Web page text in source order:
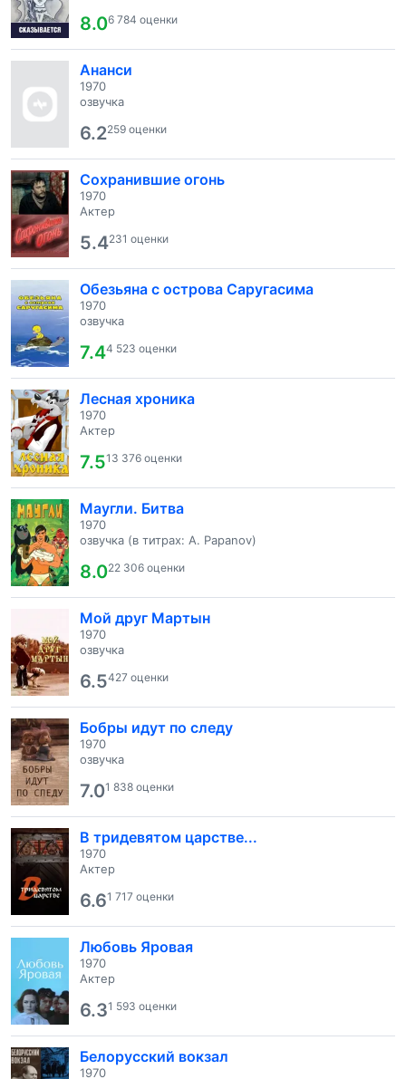
8.06 784 оценки
Ананси
1970
озвучка
6.2259 оценки
Сохранившие огонь
1970
Актер
5.4231 оценки
Обезьяна с острова Саругасима
1970
озвучка
7.44 523 оценки
Лесная хроника
1970
Актер
7.513 376 оценки
Маугли. Битва
1970
озвучка (в титрах: A. Papanov)
8.022 306 оценки
Мой друг Мартын
1970
озвучка
6.5427 оценки
Бобры идут по следу
1970
озвучка
7.01 838 оценки
В тридевятом царстве...
1970
Актер
6.61 717 оценки
Любовь Яровая
1970
Актер
6.31 593 оценки
Белорусский вокзал
1970